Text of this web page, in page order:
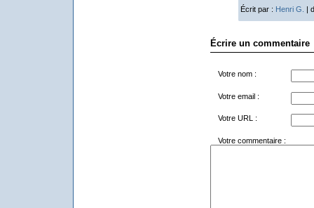
Écrit par : Henri G. |
Écrire un commentaire
Votre nom :
Votre email :
Votre URL :
Votre commentaire :